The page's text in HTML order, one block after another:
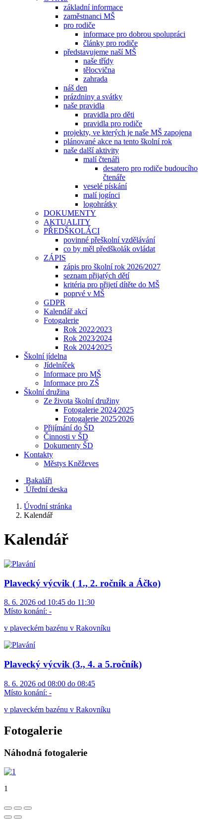
základní informace
zaměstnanci MŠ
pro rodiče
informace pro dobrou spolupráci
články pro rodiče
představujeme naší MŠ
naše třídy
tělocvična
zahrada
náš den
prázdniny a svátky
naše pravidla
pravidla pro děti
pravidla pro rodiče
projekty, ve kterých je naše MŠ zapojena
plánované akce na tento školní rok
naše další aktivity
malí čtenáři
desatero pro rodiče budoucího
čtenáře
veselé pískání
malí jogínci
logohrátky
DOKUMENTY
AKTUALITY
PŘEDŠKOLÁCI
povinné přeškolní vzdělávání
co by měl předškolák ovládat
ZÁPIS
zápis pro školní rok 2026/2027
seznam přijatých dětí
kritéria pro přijetí dítěte do MŠ
poprvé v MŠ
GDPR
Kalendář akcí
Fotogalerie
Rok 2022⁄2023
Rok 2023⁄2024
Rok 2024⁄2025
Školní jídelna
Jídelníček
Informace pro MŠ
Informace pro ZŠ
Školní družina
Ze života školní družiny
Fotogalerie 2024⁄2025
Fotogalerie 2025⁄2026
Přijímání do ŠD
Činnosti v ŠD
Dokumenty ŠD
Kontakty
Městys Kněževes
Bakaláři
Úřední deska
Úvodní stránka
Kalendář
Kalendář
Plavecký výcvik ( 1., 2. ročník a Áčko)
8. 6. 2026 od 10:45 do 11:30
Místo konání: -
v plaveckém bazénu v Rakovníku
Plavecký výcvik (3., 4. a 5.ročník)
8. 6. 2026 od 08:00 do 08:45
Místo konání: -
v plaveckém bazénu v Rakovníku
Fotogalerie
Náhodná fotogalerie
1